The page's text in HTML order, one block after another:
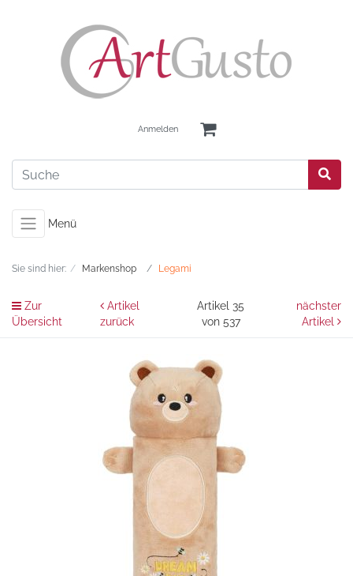
Anmelden
Menü
Sie sind hier: Markenshop Legami
Zur
Übersicht
Artikel
zurück
Artikel 35
von 537
nächster
Artikel